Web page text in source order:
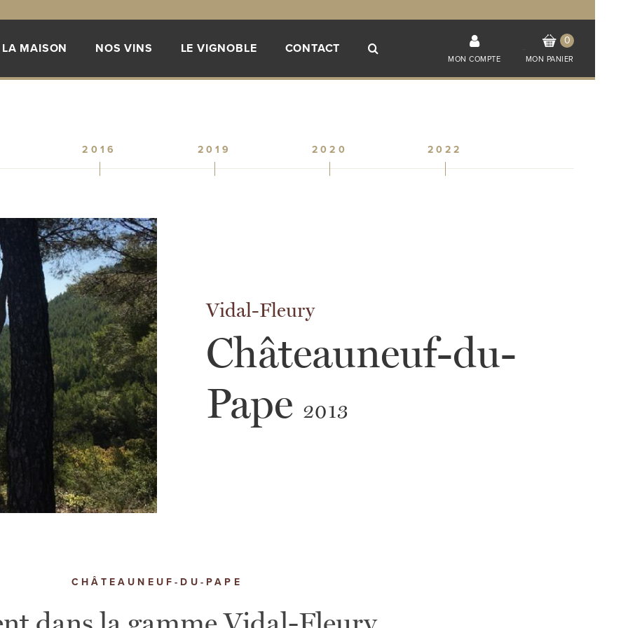
LA MAISON NOS VINS LE VIGNOBLE CONTACT
MON COMPTE
0
MON PANIER
2016 2019 2020 2022
Vidal-Fleury
Châteauneuf-du-
Pape 2013
CHÂTEAUNEUF-DU-PAPE